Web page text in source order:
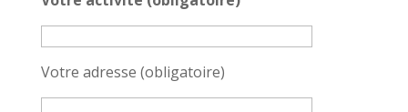
Votre adresse (obligatoire)